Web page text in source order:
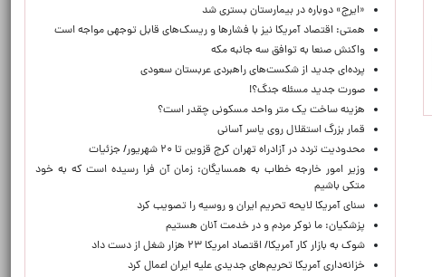
«ایرج» دوباره در بیمارستان بستری شد
همتی: اقتصاد آمریکا نیز با فشارها و ریسک‌های قابل توجهی مواجه است
واکنش صنعا به توافق سه جانبه مکه
پرده‌ای جدید از شکست‌های راهبردی عربستان سعودی
صورت جدید مسئله جنگ؟!
هزینه ساخت یک متر واحد مسکونی چقدر است؟
قمار بزرگ استقلال روی یاسر آسانی
محدودیت تردد در آزادراه تهران کرج قزوین تا ۲۰ شهریور/ جزئیات
وزیر امور خارجه خطاب به همسایگان: زمان آن فرا رسیده است که به خود
متکی باشیم
سنای آمریکا لایحه تحریم ایران و روسیه را تصویب کرد
پزشکیان: ما نوکر مردم و در خدمت آنان هستیم
شوک به بازار کار آمریکا/ اقتصاد امریکا ۲۳ هزار شغل از دست داد
خزانه‌داری آمریکا تحریم‌های جدیدی علیه ایران اعمال کرد